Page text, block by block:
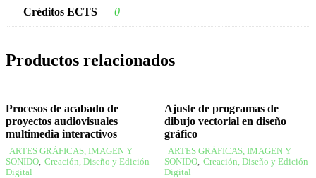
Créditos ECTS 0
Productos relacionados
Procesos de acabado de
proyectos audiovisuales
multimedia interactivos
ARTES GRÁFICAS, IMAGEN Y
SONIDO Creación, Diseño y Edición
Digital
Ajuste de programas de
dibujo vectorial en diseño
gráfico
ARTES GRÁFICAS, IMAGEN Y
SONIDO, Creación, Diseño y Edición
Digital